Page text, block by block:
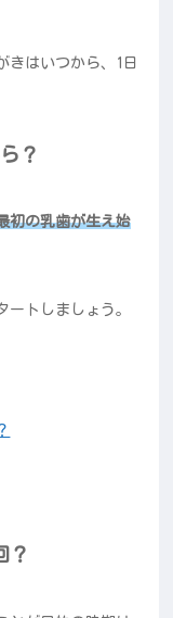
きはいつから、1日
？
初の乳歯が生え始
ートしましょう。
？